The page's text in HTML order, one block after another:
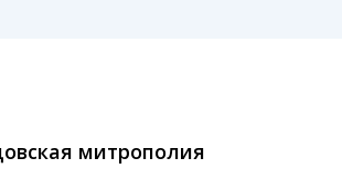
митрополия